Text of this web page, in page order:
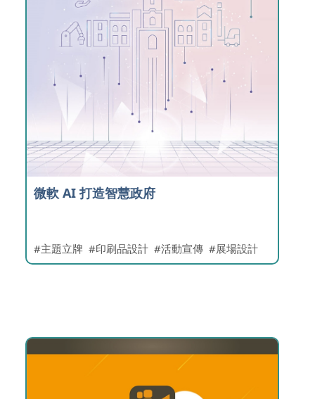
微軟 AI 打造智慧政府
主題立牌 印刷品設計 活動宣傳 展場設計